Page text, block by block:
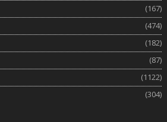
(167)
(474)
(182)
(87)
(1122)
(304)